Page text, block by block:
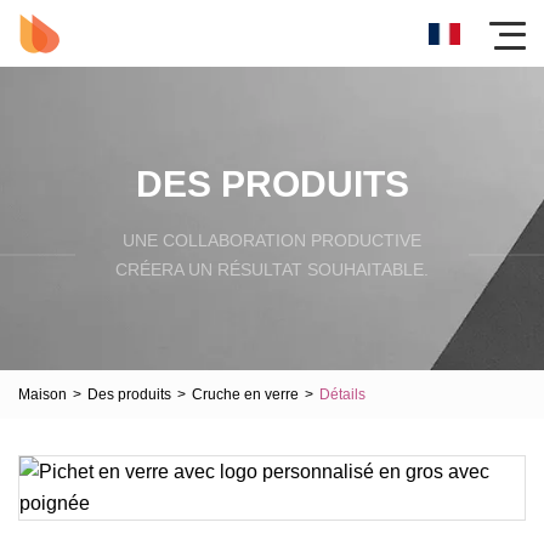
DES PRODUITS
UNE COLLABORATION PRODUCTIVE
CRÉERA UN RÉSULTAT SOUHAITABLE.
Maison > Des produits > Cruche en verre > Détails